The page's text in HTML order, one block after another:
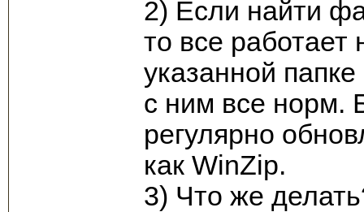
2) Если найти
то все работает
указанной
с ним все норм.
регулярно
как WinZip.
3) Что же